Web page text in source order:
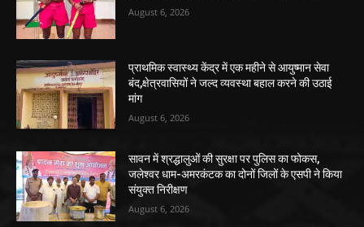
August 6, 2026
प्राथमिक स्वास्थ्य केंद्र में एक महीने से आयुष्मान सेवा
बंद,क्षेत्रवासियों ने जल्द व्यवस्था बहाल करने की उठाई
मांग
August 6, 2026
सावन में श्रद्धालुओं की सुरक्षा पर पुलिस का फोकस,
जलेश्वर धाम-अमरकंटक का दोनों जिलों के एसपी ने किया
संयुक्त निरीक्षण
August 6, 2026